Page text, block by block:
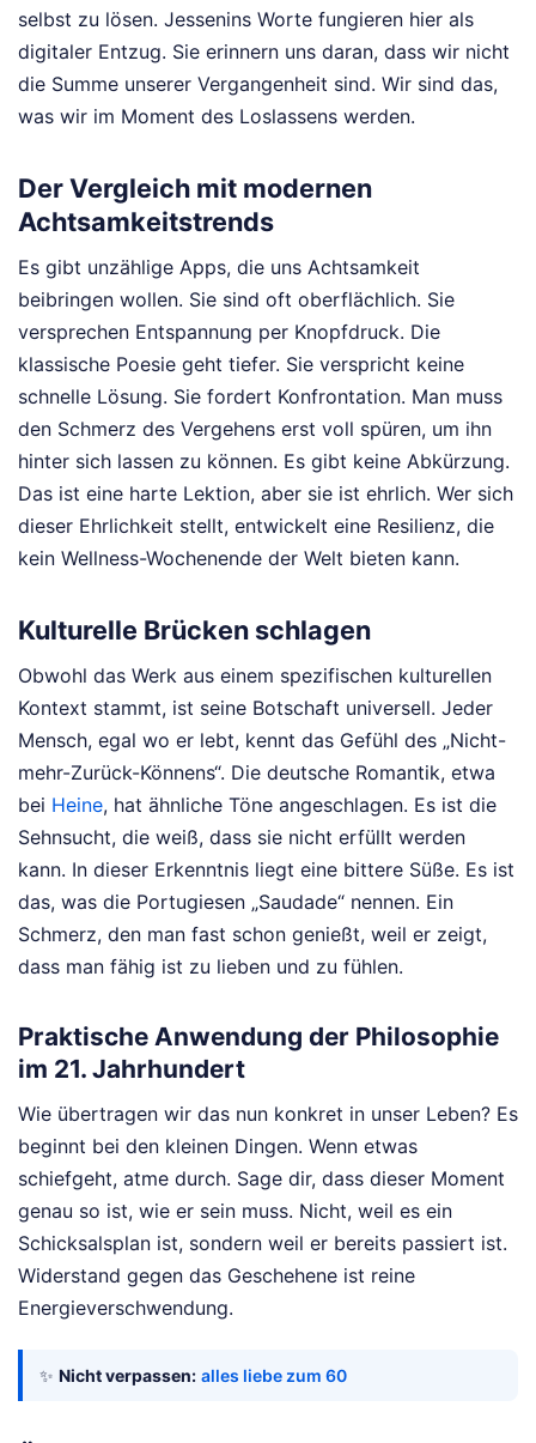
selbst zu lösen. Jessenins Worte fungieren hier als
digitaler Entzug. Sie erinnern uns daran, dass wir nicht
die Summe unserer Vergangenheit sind. Wir sind das,
was wir im Moment des Loslassens werden.
Der Vergleich mit modernen
Achtsamkeitstrends
Es gibt unzählige Apps, die uns Achtsamkeit
beibringen wollen. Sie sind oft oberflächlich. Sie
versprechen Entspannung per Knopfdruck. Die
klassische Poesie geht tiefer. Sie verspricht keine
schnelle Lösung. Sie fordert Konfrontation. Man muss
den Schmerz des Vergehens erst voll spüren, um ihn
hinter sich lassen zu können. Es gibt keine Abkürzung.
Das ist eine harte Lektion, aber sie ist ehrlich. Wer sich
dieser Ehrlichkeit stellt, entwickelt eine Resilienz, die
kein Wellness-Wochenende der Welt bieten kann.
Kulturelle Brücken schlagen
Obwohl das Werk aus einem spezifischen kulturellen
Kontext stammt, ist seine Botschaft universell. Jeder
Mensch, egal wo er lebt, kennt das Gefühl des „Nicht-
mehr-Zurück-Könnens“. Die deutsche Romantik, etwa
bei Heine, hat ähnliche Töne angeschlagen. Es ist die
Sehnsucht, die weiß, dass sie nicht erfüllt werden
kann. In dieser Erkenntnis liegt eine bittere Süße. Es ist
das, was die Portugiesen „Saudade“ nennen. Ein
Schmerz, den man fast schon genießt, weil er zeigt,
dass man fähig ist zu lieben und zu fühlen.
Praktische Anwendung der Philosophie
im 21. Jahrhundert
Wie übertragen wir das nun konkret in unser Leben? Es
beginnt bei den kleinen Dingen. Wenn etwas
schiefgeht, atme durch. Sage dir, dass dieser Moment
genau so ist, wie er sein muss. Nicht, weil es ein
Schicksalsplan ist, sondern weil er bereits passiert ist.
Widerstand gegen das Geschehene ist reine
Energieverschwendung.
✨ Nicht verpassen: alles liebe zum 60